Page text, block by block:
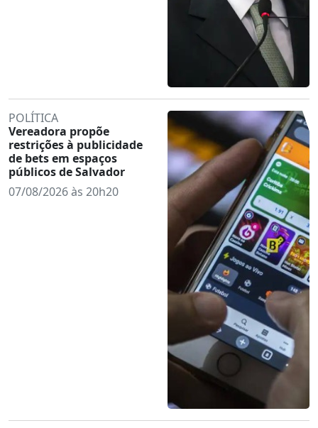
POLÍTICA
Vereadora propõe
restrições à publicidade
de bets em espaços
públicos de Salvador
07/08/2026 às 20h20